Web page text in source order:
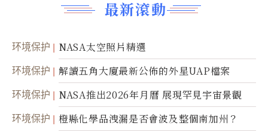
最新滾動
环境保护 NASA太空照片精選
环境保护 解讀五角大廈最新公佈的外星UAP檔案
环境保护 NASA推出2026年月曆 展現罕見宇宙景觀
环境保护 橙縣化學品洩漏是否會波及整個南加州？